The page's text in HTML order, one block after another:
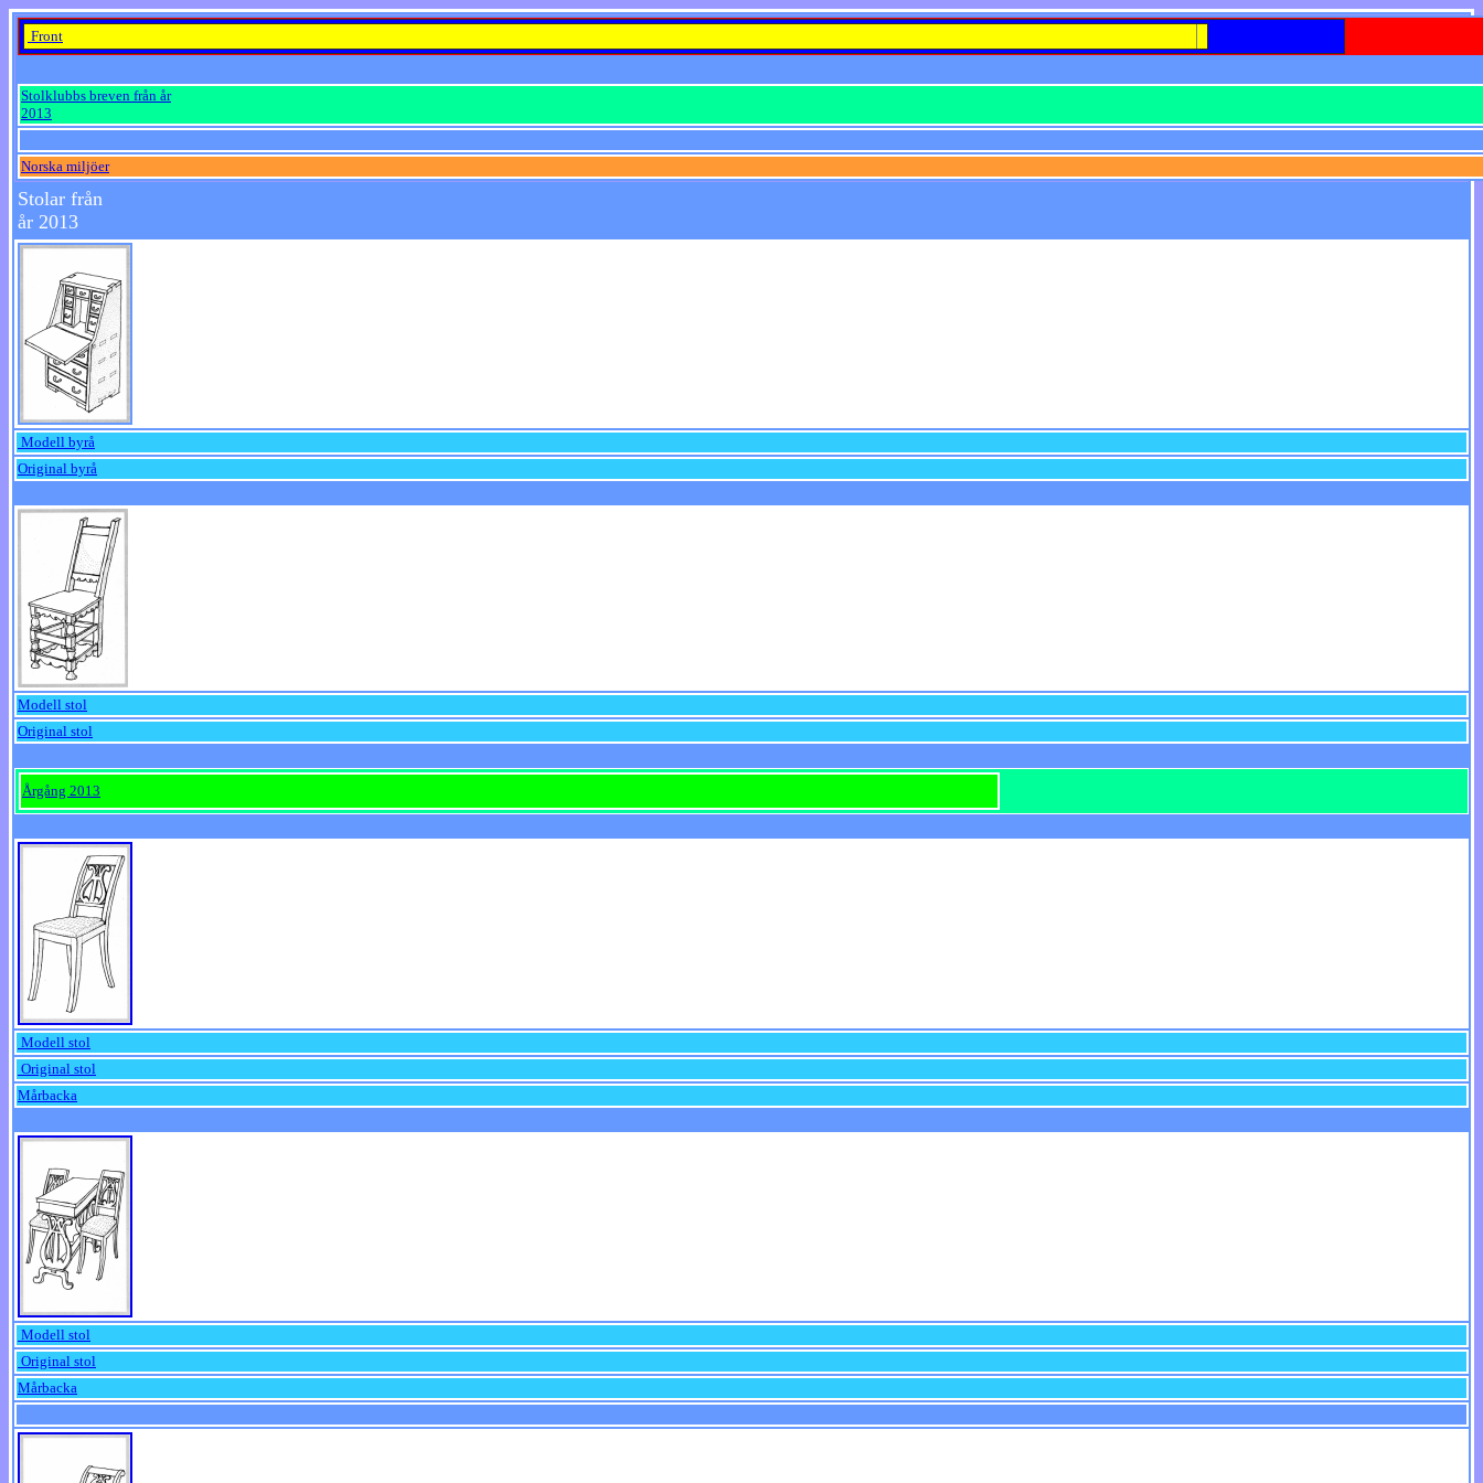
Front
Stolklubbs breven från år
2013
Norska miljöer
Stolar från
år 2013
Modell byrå
Original byrå
Modell stol
Original stol
Årgång 2013
Modell stol
Original stol
Mårbacka
Modell stol
Original stol
Mårbacka